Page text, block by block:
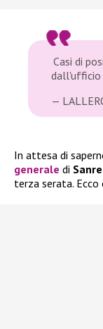
Casi di
dall'ufficio
—
In attesa di
generale di
terza serata.